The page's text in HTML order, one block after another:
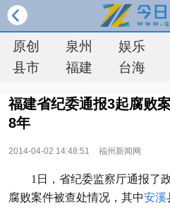
原创 泉州 娱乐
县市
福建 台海
福建省纪委通报3起腐败
8年
2014-04-02 14:48:51 福州新闻网
1日，省纪委监察厅通报了
腐败案件被查处情况，其中安溪